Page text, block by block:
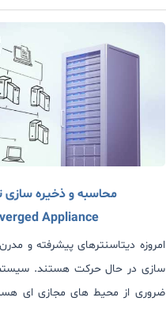
محاسبه و ذخیره
Appliance
امروزه دیتاسنترهای پیشرفته و
سازی در حال حرکت هستند.
ضروری از محیط های مجازی ای